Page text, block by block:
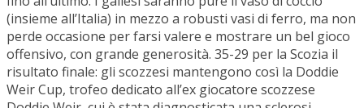
(insieme all’Italia) in mezzo a robusti vasi di ferro, ma non
perde occasione per farsi valere e mostrare un bel gioco
offensivo, con grande generosità. 35-29 per la Scozia il
risultato finale: gli scozzesi mantengono così la Doddie
Weir Cup, trofeo dedicato all’ex giocatore scozzese